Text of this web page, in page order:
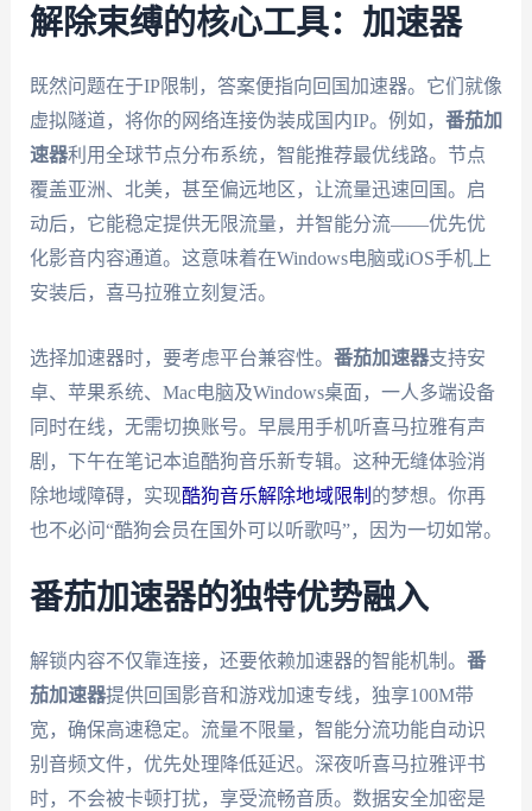
解除束缚的核心工具：加速器
既然问题在于IP限制，答案便指向回国加速器。它们就像
虚拟隧道，将你的网络连接伪装成国内IP。例如， 番茄加
速器利用全球节点分布系统，智能推荐最优线路。节点
覆盖亚洲、北美，甚至偏远地区，让流量迅速回国。启
动后，它能稳定提供无限流量，并智能分流——优先优
化影音内容通道。这意味着在Windows电脑或iOS手机上
安装后，喜马拉雅立刻复活。
选择加速器时，要考虑平台兼容性。 番茄加速器支持安
卓、苹果系统、Mac电脑及Windows桌面，一人多端设备
同时在线，无需切换账号。早晨用手机听喜马拉雅有声
剧，下午在笔记本追酷狗音乐新专辑。这种无缝体验消
除地域障碍，实现酷狗音乐解除地域限制 的梦想。你再
也不必问“酷狗会员在国外可以听歌吗”，因为一切如常。
番茄加速器的独特优势融入
解锁内容不仅靠连接，还要依赖加速器的智能机制。 番
茄加速器提供回国影音和游戏加速专线，独享100M带
宽，确保高速稳定。流量不限量，智能分流功能自动识
别音频文件，优先处理降低延迟。深夜听喜马拉雅评书
时，不会被卡顿打扰，享受流畅音质。数据安全加密是